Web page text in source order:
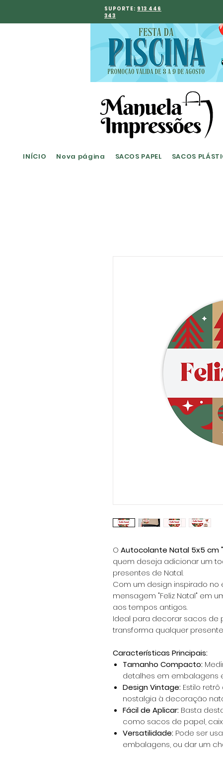
SUPORTE: 913 446
343
INÍCIO Nova página SACOS PAPEL SACOS
O Autocolante Natal 5x5 cm
quem deseja adicionar um
presentes de Natal.
Com um design inspirado no
mensagem "Feliz Natal" em
aos tempos antigos.
Ideal para decorar sacos de
transforma qualquer
Características Principais:
Tamanho Compacto:
detalhes em embalagens
Design Vintage: Estilo
nostalgia à decoração
Fácil de Aplicar: Basta
como sacos de papel,
Versatilidade: Pode ser
embalagens, ou dar um